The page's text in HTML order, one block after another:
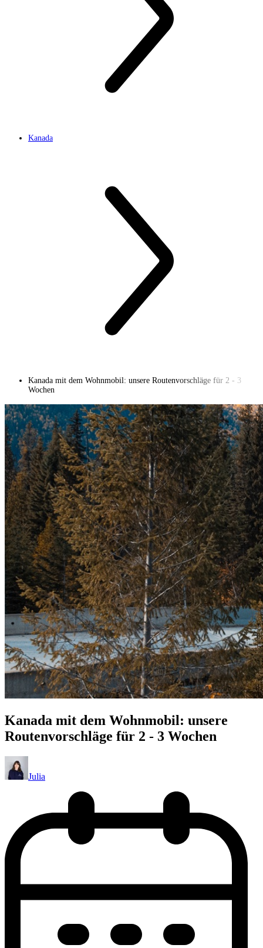
Kanada
Kanada mit dem Wohnmobil: unsere Routenvorschläge für 2 - 3
Wochen
Kanada mit dem Wohnmobil: unsere
Routenvorschläge für 2 - 3 Wochen
Julia